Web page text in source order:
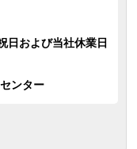
日および当社休業日
ンター